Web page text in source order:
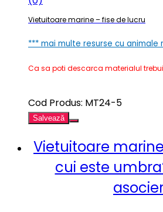
Vietuitoare marine – fise de lucru
*** mai multe resurse cu animale
Ca sa poti descarca materialul
Cod Produs: MT24-5
Salvează
Vietuitoare
cui este